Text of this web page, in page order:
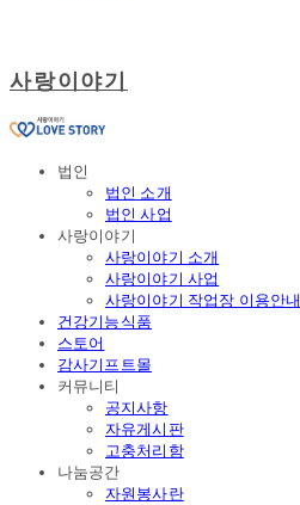
사랑이야기
법인
법인 소개
법인 사업
사랑이야기
사랑이야기 소개
사랑이야기 사업
사랑이야기 작업장 이용안내
건강기능식품
스토어
감사기프트몰
커뮤니티
공지사항
자유게시판
고충처리함
나눔공간
자원봉사란